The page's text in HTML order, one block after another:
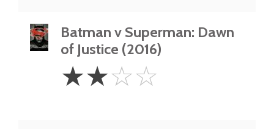
Batman v Superman: Dawn
of Justice (2016)
Stars
☆☆☆☆